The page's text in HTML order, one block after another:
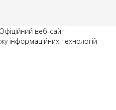
веб-сайт
інформаційних технологій